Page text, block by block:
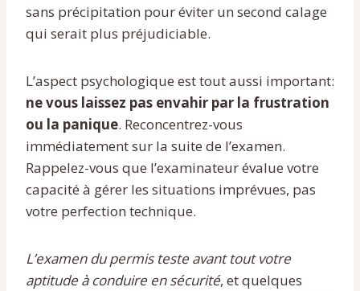
sans précipitation pour éviter un second calage
qui serait plus préjudiciable.
L’aspect psychologique est tout aussi important:
ne vous laissez pas envahir par la frustration
ou la panique. Reconcentrez-vous
immédiatement sur la suite de l’examen.
Rappelez-vous que l’examinateur évalue votre
capacité à gérer les situations imprévues, pas
votre perfection technique.
L’examen du permis teste avant tout votre
aptitude à conduire en sécurité, et quelques